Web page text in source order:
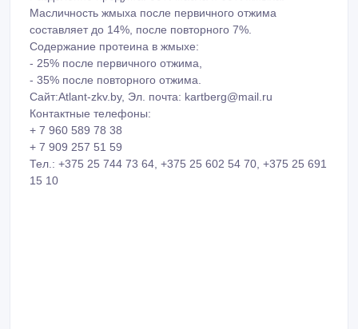
Масличность жмыха после первичного отжима
составляет до 14%, после повторного 7%.
Содержание протеина в жмыхе:
- 25% после первичного отжима,
- 35% после повторного отжима.
Сайт:Atlant-zkv.by, Эл. почта: kartberg@mail.ru
Контактные телефоны:
+ 7 960 589 78 38
+ 7 909 257 51 59
Тел.: +375 25 744 73 64, +375 25 602 54 70, +375 25 691
15 10